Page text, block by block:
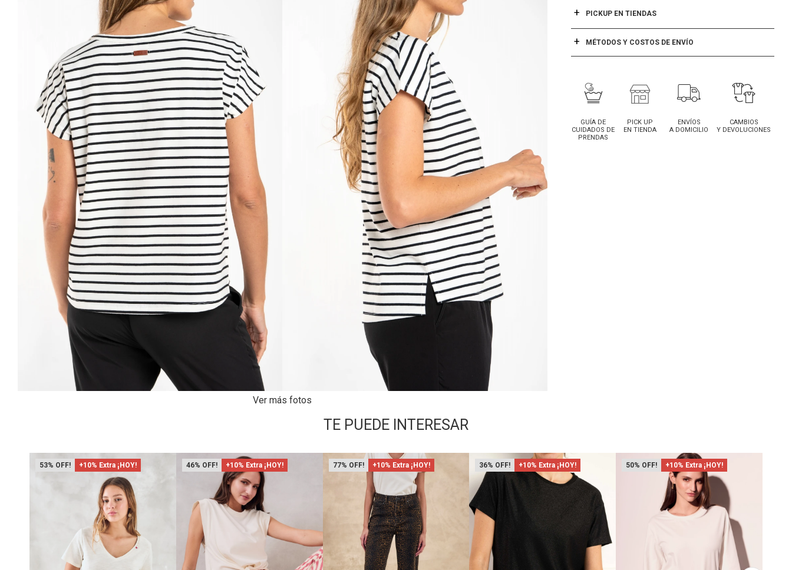
Ver más fotos
PICKUP EN TIENDAS
MÉTODOS Y COSTOS DE ENVÍO
GUÍA DE
CUIDADOS DE
PRENDAS
PICK UP
EN TIENDA
ENVÍOS
A DOMICILIO
CAMBIOS
Y DEVOLUCIONES
TE PUEDE INTERESAR
53 +10% Extra ¡HOY! 46 +10% Extra ¡HOY! 77 +10% Extra ¡HOY! 36 +10% Extra ¡HOY! 50 +10% Extra ¡HOY!